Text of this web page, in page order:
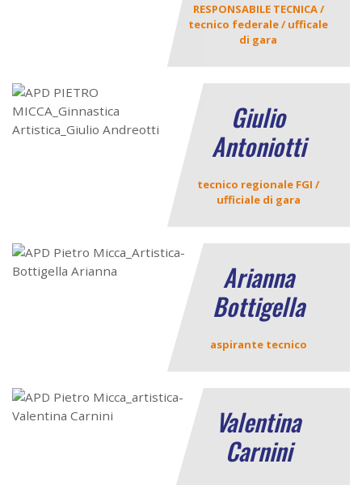
RESPONSABILE TECNICA /
tecnico federale / ufficale
di gara
Giulio
Antoniotti
tecnico regionale FGI /
ufficiale di gara
Arianna
Bottigella
aspirante tecnico
Valentina
Carnini